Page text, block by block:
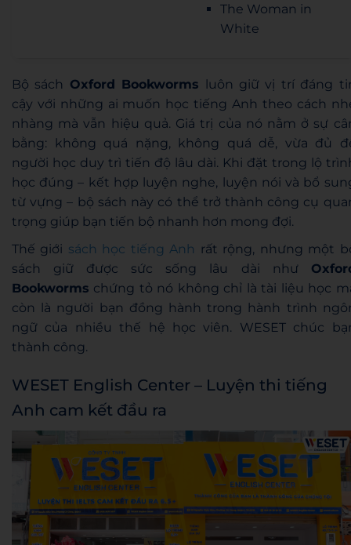
The Woman in
White
Bộ sách Oxford Bookworms luôn giữ vị trí đáng
cậy với những ai muốn học tiếng Anh theo cách
nhàng mà vẫn hiệu quả. Giá trị của nó nằm ở sự
bằng: không quá nặng, không quá dễ, vừa đủ
người học duy trì tiến độ lâu dài. Khi đặt trong lộ
học đúng – kết hợp luyện nghe, luyện nói và bổ
từ vựng – bộ sách này có thể trở thành công cụ
trọng giúp bạn tiến bộ nhanh hơn mong đợi.
Thế giới sách học tiếng Anh rất rộng, nhưng một
sách giữ được sức sống lâu dài như
Bookworms chứng tỏ nó không chỉ là tài liệu học
còn là người bạn đồng hành trong hành trình
ngữ của nhiều thế hệ học viên. WESET chúc
thành công.
WESET English Center – Luyện thi tiếng
Anh cam kết đầu ra